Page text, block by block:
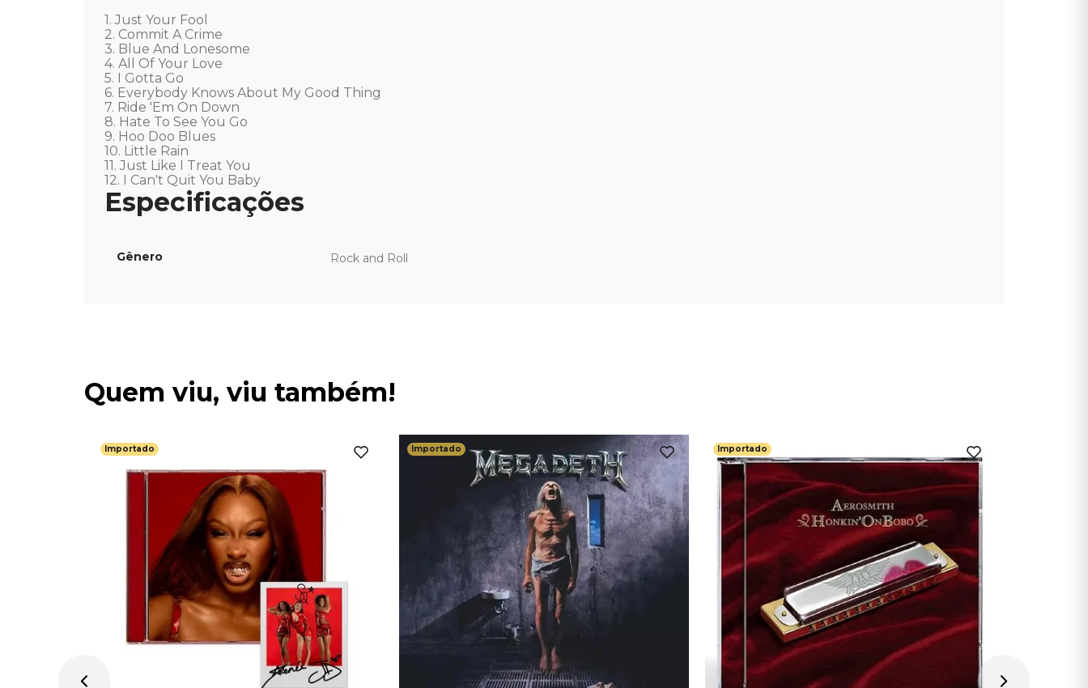
1. Just Your Fool
2. Commit A Crime
3. Blue And Lonesome
4. All Of Your Love
5. I Gotta Go
6. Everybody Knows About My Good Thing
7. Ride 'Em On Down
8. Hate To See You Go
9. Hoo Doo Blues
10. Little Rain
11. Just Like I Treat You
12. I Can't Quit You Baby
Gênero Rock and Roll
Quem viu, viu também!
Importado Importado Importado